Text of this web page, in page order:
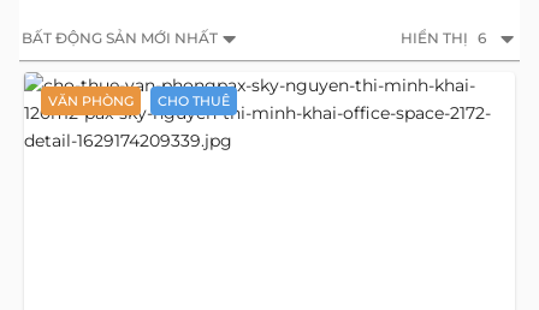
BẤT ĐỘNG SẢN MỚI NHẤT HIỂN THỊ 6
VĂN PHÒNG CHO THUÊ